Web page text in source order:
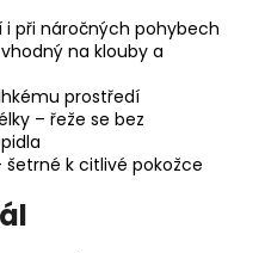
i při náročných pohybech
na klouby a
prostředí
– řeže se bez
šetrné k citlivé pokožce